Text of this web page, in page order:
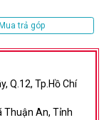
Mua trả góp
Q.12, Tp.Hồ Chí
Thuận An, Tỉnh